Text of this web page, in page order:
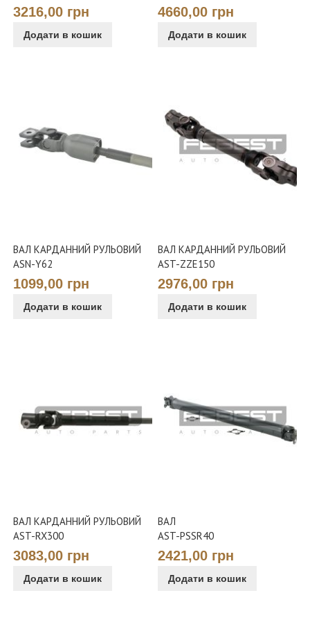
3216,00 грн
Додати в кошик
4660,00 грн
Додати в кошик
ВАЛ КАРДАННИЙ РУЛЬОВИЙ
ASN-Y62
1099,00 грн
Додати в кошик
ВАЛ КАРДАННИЙ РУЛЬОВИЙ
AST-ZZE150
2976,00 грн
Додати в кошик
ВАЛ КАРДАННИЙ РУЛЬОВИЙ
AST-RX300
3083,00 грн
Додати в кошик
ВАЛ
AST-PSSR40
2421,00 грн
Додати в кошик